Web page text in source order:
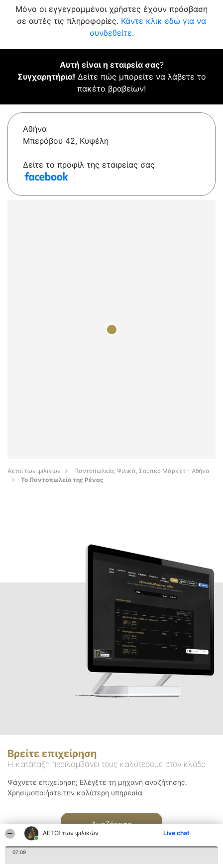
ΑΕΤΟΊ των ψιλικών Live chat
07:09
Μόνο οι εγγεγραμμένοι χρήστες έχουν πρόσβαση
σε αυτές τις πληροφορίες. Κάντε κλικ εδώ για να
συνδεθείτε.
Αυτή είναι η εταιρεία σας?
Συγχαρητήρια! Δείτε πώς μπορείτε να λάβετε το
πακέτο βραβείων!
Αθήνα
Μπερόβου 42, Κυψέλη
Δείτε το προφίλ της εταιρείας σας
Αετοί των ψιλικών
Παντοπωλεία, Ψιλικά, Σούπερ Μάρκετ - Αθήνα
Το Παντοπωλείο της Ρένας
Βρείτε επιχείρηση
Η κατάταξη περιλαμβάνει τους καλύτερους στον κλάδο
Ψάχνετε επιχείρηση; Ελέγξτε τη μηχανή αναζήτησης.
Χρησιμοποιήστε την καλύτερη υπηρεσία
Αναζήτηση